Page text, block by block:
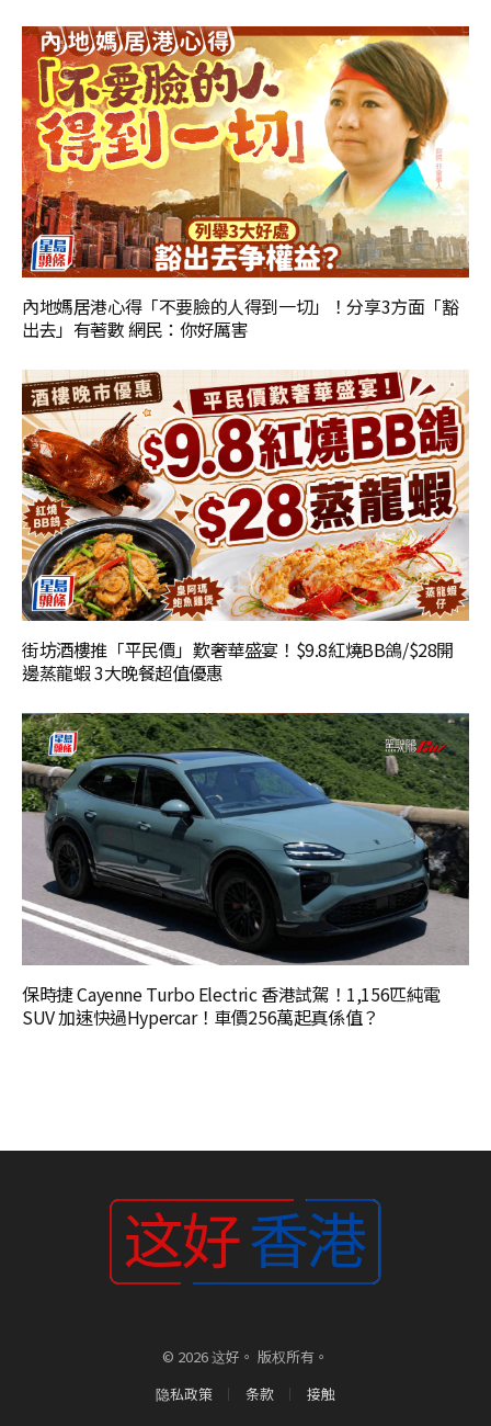
內地媽居港心得「不要臉的人得到一切」！分享3方面「豁
出去」有著數 網民：你好厲害
街坊酒樓推「平民價」歎奢華盛宴！$9.8紅燒BB鴿/$28開
邊蒸龍蝦 3大晚餐超值優惠
保時捷 Cayenne Turbo Electric 香港試駕！1,156匹純電
SUV 加速快過Hypercar！車價256萬起真係值？
© 2026 这好。 版权所有。
隐私政策
条款 接触